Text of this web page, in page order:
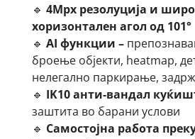
🔹 4Mpx резолуција и
хоризонтален агол од 101°
🔹 AI функции –
броење објекти, heatmap,
нелегално паркирање,
🔹 IK10 анти-вандал
заштита во барани услови
🔹 Самостојна работа